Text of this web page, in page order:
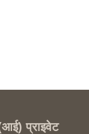
प्राइवेट